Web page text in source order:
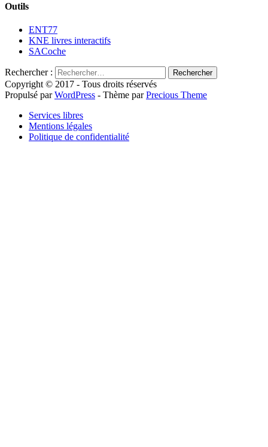
Outils
ENT77
KNE livres interactifs
SACoche
Rechercher :
Copyright © 2017 - Tous droits réservés
Propulsé parWordPress - Thème parPrecious Theme
Services libres
Mentions légales
Politique de confidentialité